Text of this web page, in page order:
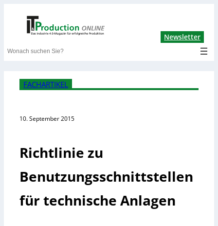
Newsletter
Search
FACHARTIKEL
10. September 2015
Richtlinie zu
Benutzungsschnittstellen
für technische Anlagen